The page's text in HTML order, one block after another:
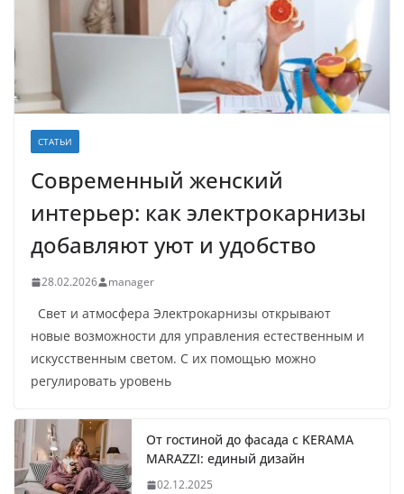
СТАТЬИ
Современный женский
интерьер: как электрокарнизы
добавляют уют и удобство
28.02.2026 manager
Свет и атмосфера Электрокарнизы открывают
новые возможности для управления естественным и
искусственным светом. С их помощью можно
регулировать уровень
От гостиной до фасада с KERAMA
MARAZZI: единый дизайн
02.12.2025